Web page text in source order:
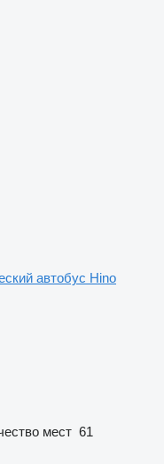
автобус Hino
мест 61